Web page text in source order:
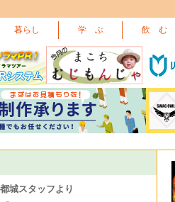
暮らし 学 ぶ 飲 む
城スタッフより